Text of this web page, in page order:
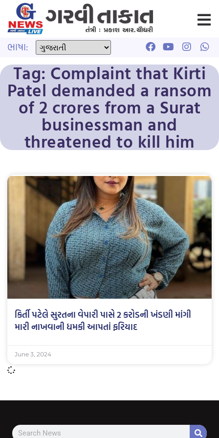
ભાષા:
Tag: Complaint that Kirti
Patel demanded a ransom
of 2 crores from a Surat
businessman and
threatened to kill him
કિર્તી પટેલે સુરતના વેપારી પાસે 2 કરોડની ખંડણી માંગી
મારી નાખવાની ધમકી આપતાં ફરિયાદ
June 3, 2024